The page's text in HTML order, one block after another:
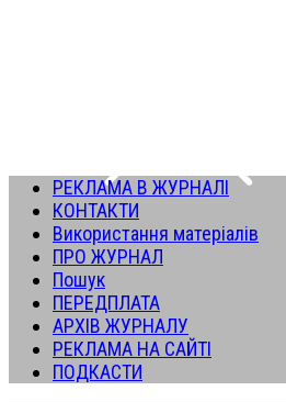
РЕКЛАМА В ЖУРНАЛІ
КОНТАКТИ
Використання матеріалів
ПРО ЖУРНАЛ
Пошук
ПЕРЕДПЛАТА
АРХІВ ЖУРНАЛУ
РЕКЛАМА НА САЙТІ
ПОДКАСТИ